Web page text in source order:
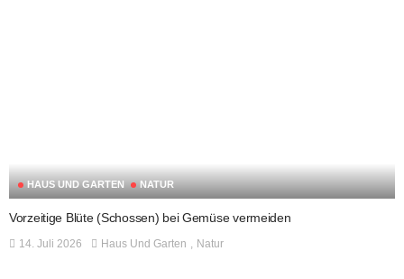
HAUS UND GARTEN NATUR
Vorzeitige Blüte (Schossen) bei Gemüse vermeiden
14. Juli 2026 Haus Und Garten Natur